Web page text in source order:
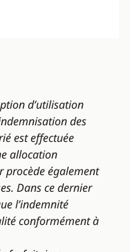
d’utilisation
des
est effectuée
allocation
procède également
Dans ce dernier
l’indemnité
conformément à